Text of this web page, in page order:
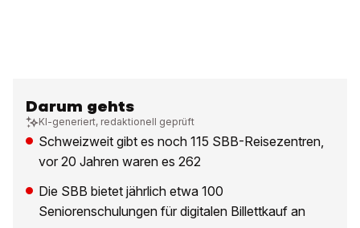
Darum gehts
KI-generiert, redaktionell geprüft
Schweizweit gibt es noch 115 SBB-Reisezentren,
vor 20 Jahren waren es 262
Die SBB bietet jährlich etwa 100
Seniorenschulungen für digitalen Billettkauf an